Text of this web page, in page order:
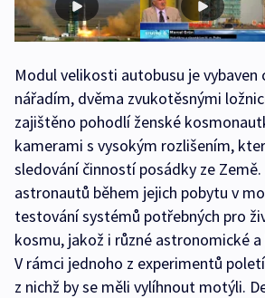
Modul velikosti autobusu je vybaven
nářadím, dvěma zvukotěsnými
zajištěno pohodlí ženské
kamerami s vysokým rozlišením,
sledování činností posádky ze
astronautů během jejich pobytu v
testování systémů potřebných pro
kosmu, jakož i různé astronomické
V rámci jednoho z experimentů
z nichž by se měli vylíhnout motýli.